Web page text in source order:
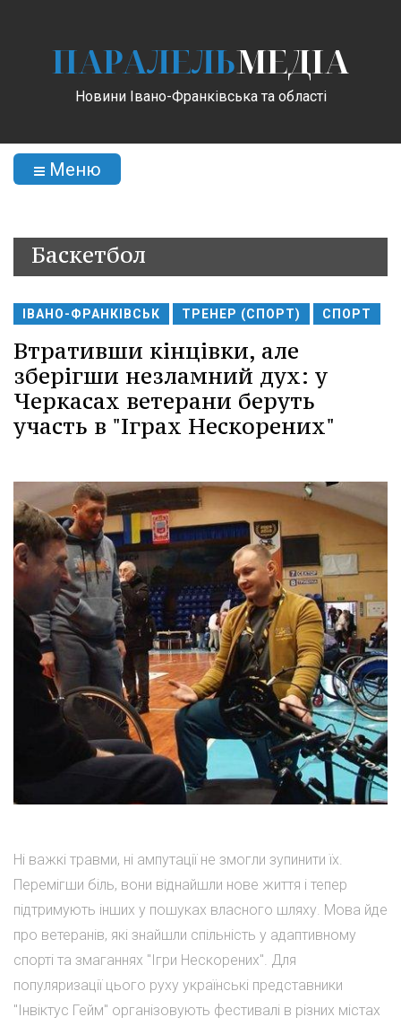
ПАРАЛЕЛЬМЕДІА
Новини Івано-Франківська та області
Меню
Баскетбол
ІВАНО-ФРАНКІВСЬК ТРЕНЕР (СПОРТ) СПОРТ
Втративши кінцівки, але
зберігши незламний дух: у
Черкасах ветерани беруть
участь в "Іграх Нескорених"
Ні важкі травми, ні ампутації не змогли зупинити їх.
Перемігши біль, вони віднайшли нове життя і тепер
підтримують інших у пошуках власного шляху. Мова йде
про ветеранів, які знайшли спільність у адаптивному
спорті та змаганнях "Ігри Нескорених". Для
популяризації цього руху українські представники
"Інвіктус Гейм" організовують фестивалі в різних містах